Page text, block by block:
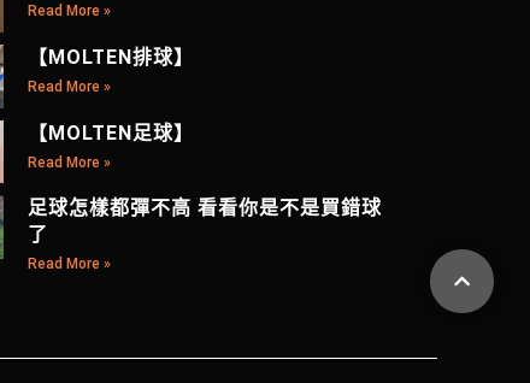
Read More »
【MOLTEN排球】
Read More »
【MOLTEN足球】
Read More »
足球怎樣都彈不高 看看你是不是買錯球
了
Read More »